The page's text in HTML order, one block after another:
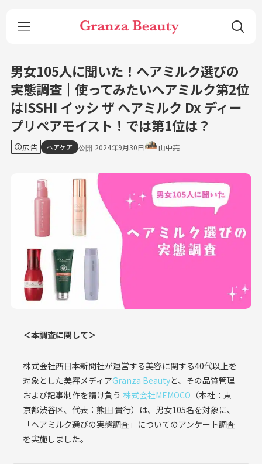
男女105人に聞いた！ヘアミルク選びの
実態調査｜使ってみたいヘアミルク第2位
はISSHI イッシ ザ ヘアミルク Dx ディー
プリペアモイスト！では第1位は？
広告 ヘアケア 2024年9月30日 山中亮
＜本調査に関して＞
株式会社西日本新聞社が運営する美容に関する40代以上を
対象とした美容メディアGranza Beautyと、その品質管理
および記事制作を請け負う 株式会社MEMOCO （本社：東
京都渋谷区、代表：熊田 貴行）は、男女105名を対象に、
「ヘアミルク選びの実態調査」についてのアンケート調査
を実施しました。